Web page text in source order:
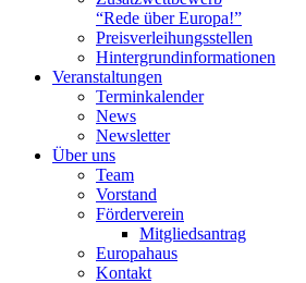
“Rede über Europa!”
Preisverleihungsstellen
Hintergrundinformationen
Veranstaltungen
Terminkalender
News
Newsletter
Über uns
Team
Vorstand
Förderverein
Mitgliedsantrag
Europahaus
Kontakt